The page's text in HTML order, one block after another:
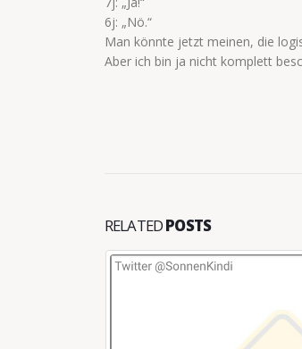
6j: „Nö.“
Man könnte jetzt meinen, die
Aber ich bin ja nicht komplett
RELATEDPOSTS